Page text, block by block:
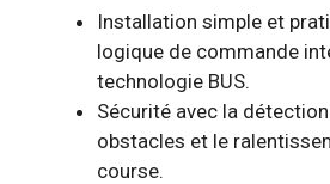
Installation simple et
logique de commande
technologie BUS.
Sécurité avec la
obstacles et le
course.